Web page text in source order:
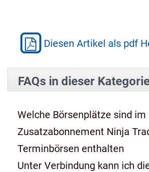
Diesen Artikel als pdf
FAQs in dieser
Welche Börsenplätze sind im
Zusatzabonnement Ninja
Terminbörsen enthalten
Unter Verbindung kann ich